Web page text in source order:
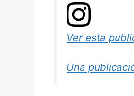
Ver esta
Una